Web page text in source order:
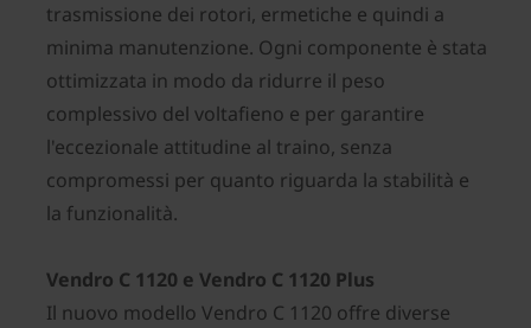
trasmissione dei rotori, ermetiche e quindi a
minima manutenzione. Ogni componente è stata
ottimizzata in modo da ridurre il peso
complessivo del voltafieno e per garantire
l'eccezionale attitudine al traino, senza
compromessi per quanto riguarda la stabilità e
la funzionalità.
Vendro C 1120 e Vendro C 1120 Plus
Il nuovo modello Vendro C 1120 offre diverse